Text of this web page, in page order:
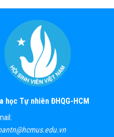
Tự nhiên ĐHQG-HCM